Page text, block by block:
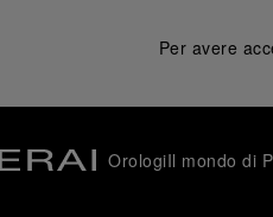
Per avere
OrologiIl mondo di